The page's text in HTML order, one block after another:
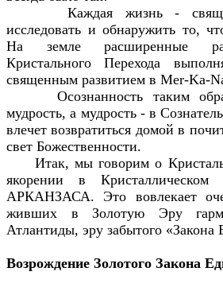
Каждая жизнь -
исследовать и обнаружить то,
На земле расширенные
Кристального Перехода
священным развитием в Mer-Ka-
Осознанность таким
мудрость, а мудрость - в
влечет возвратиться домой в
свет Божественности.
Итак, мы говорим о
якорении в Кристаллическом
АРКАНЗАСА. Это вовлекает
живших в Золотую Эру
Атлантиды, эру забытого «Закона
Возрождение Золотого Закона